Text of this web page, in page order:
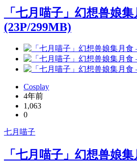
「七月喵子」幻想兽娘
(23P/299MB)
Cosplay
4年前
1,063
0
七月喵子
「七月喵子」幻想兽娘